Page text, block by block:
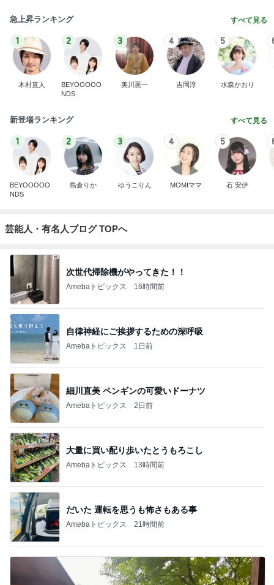
急上昇ランキング すべて見る
1
木村直人
2
BEYOOOOO
NDS
3
美川憲一
4
吉岡淳
5
水森かおり
新登場ランキング すべて見る
1
BEYOOOOO
NDS
2
島倉りか
3
ゆうこりん
4
MOMIママ
5
石 安伊
芸能人・有名人ブログ TOPへ
次世代掃除機がやってきた！！
Amebaトピックス 16時間前
自律神経にご挨拶するための深呼吸
Amebaトピックス 1日前
細川直美 ペンギンの可愛いドーナツ
Amebaトピックス 2日前
大量に買い配り歩いたとうもろこし
Amebaトピックス 13時間前
だいた 運転を思うも怖さもある事
Amebaトピックス 21時間前